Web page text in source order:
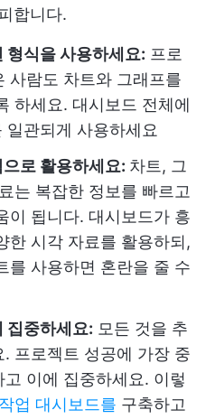
합니다.
형식을 사용하세요: 프로
사람도 차트와 그래프를
하세요. 대시보드 전체에
일관되게 사용하세요
로 활용하세요: 차트, 그
는 복잡한 정보를 빠르고
이 됩니다. 대시보드가 흥
한 시각 자료를 활용하되,
를 사용하면 혼란을 줄 수
집중하세요: 모든 것을 추
프로젝트 성공에 가장 중
이에 집중하세요. 이렇
작업 대시보드를 구축하고